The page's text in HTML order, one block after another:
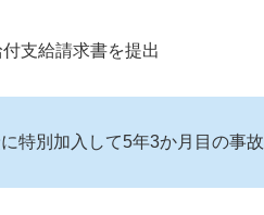
支給請求書を提出
特別加入して5年3か月目の事故